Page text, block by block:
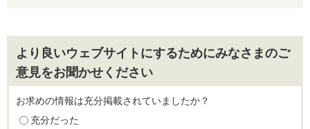
より良いウェブサイトにするためにみなさまのご
意見をお聞かせください
お求めの情報は充分掲載されていましたか？
充分だった